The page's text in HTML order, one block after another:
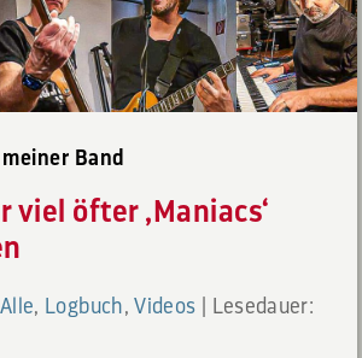
Band
viel öfter ‚Maniacs‘
Alle Logbuch ,Videos
Lesedauer: